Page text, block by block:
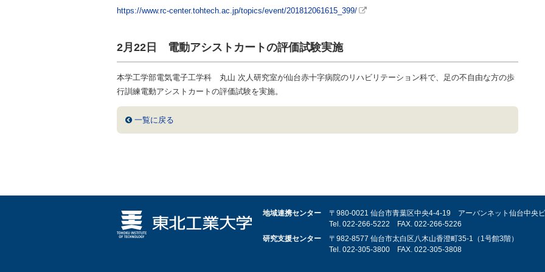
https://www.rc-center.tohtech.ac.jp/topics/event/201812061615_399/
2月22日 電動アシストカートの評価試験実施
本学工学部電気電子工学科 丸山 次人研究室が仙台赤十字病院のリハビリテーション科で、足の不自由な方の歩
行訓練電動アシストカートの評価試験を実施。
一覧に戻る
地域連携センター
〒980-0021 仙台市青葉区中央4-4-19 アーバンネット仙台中央
Tel. 022-266-5222 FAX. 022-266-5226
研究支援センター
〒982-8577 仙台市太白区八木山香澄町35-1（1号館3階）
Tel. 022-305-3800FAX. 022-305-3808